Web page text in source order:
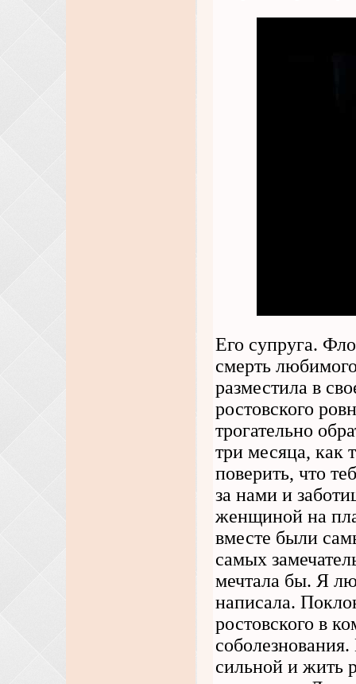
Его супруга.
смерть
разместила в
ростовского
трогательно
три месяца, как
поверить, что
за нами и
женщиной на
вместе были
самых
мечтала бы. Я
написала.
ростовского в
сильной и жить